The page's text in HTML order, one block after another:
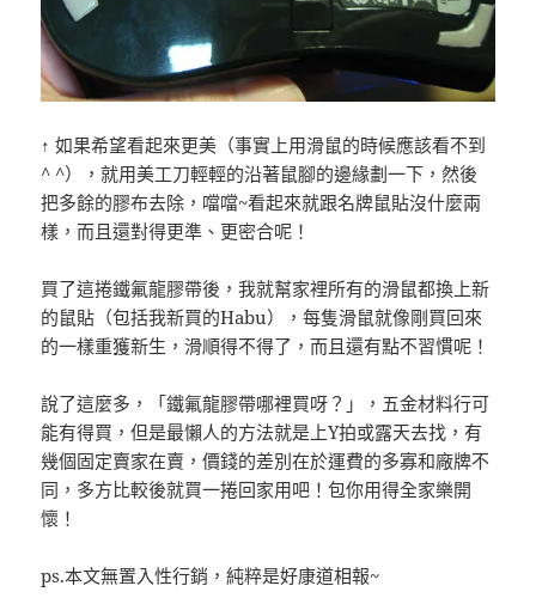
↑ 如果希望看起來更美（事實上用滑鼠的時候應該看不到
^ ^），就用美工刀輕輕的沿著鼠腳的邊緣劃一下，然後
把多餘的膠布去除，噹噹~看起來就跟名牌鼠貼沒什麼兩
樣，而且還對得更準、更密合呢！
買了這捲鐵氟龍膠帶後，我就幫家裡所有的滑鼠都換上新
的鼠貼（包括我新買的Habu），每隻滑鼠就像剛買回來
的一樣重獲新生，滑順得不得了，而且還有點不習慣呢！
說了這麼多，「鐵氟龍膠帶哪裡買呀？」，五金材料行可
能有得買，但是最懶人的方法就是上Y拍或露天去找，有
幾個固定賣家在賣，價錢的差別在於運費的多寡和廠牌不
同，多方比較後就買一捲回家用吧！包你用得全家樂開
懷！
ps.本文無置入性行銷，純粹是好康道相報~